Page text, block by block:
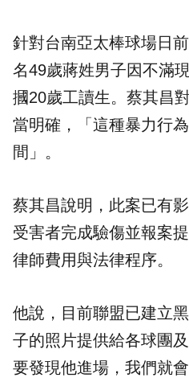
針對台南亞太棒球場日
名49歲蔣姓男子因不滿
摑20歲工讀生。蔡其昌
當明確，「這種暴力行
間」。
蔡其昌說明，此案已有
受害者完成驗傷並報案
律師費用與法律程序。
他說，目前聯盟已建立
子的照片提供給各球團
要發現他進場，我們就